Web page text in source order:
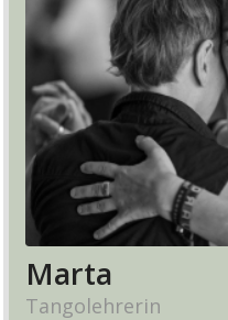
Marta
Tangolehrerin